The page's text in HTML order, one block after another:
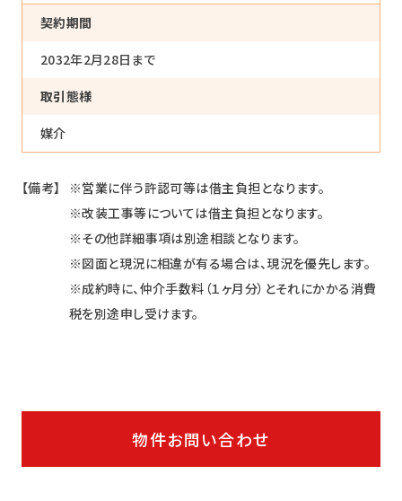
事業内容
お知らせ
お問い合わせ
契約期間
2032年2月28日まで
取引態様
媒介
【備考】
※営業に伴う許認可等は借主負担となります。
※改装工事等については借主負担となります。
※その他詳細事項は別途相談となります。
※図面と現況に相違が有る場合は、現況を優先します。
※成約時に、仲介手数料（１ヶ月分）とそれにかかる消費
税を別途申し受けます。
物件お問い合わせ